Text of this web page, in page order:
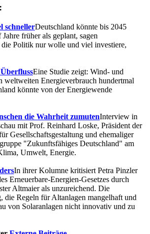
schnellerDeutschland könnte bis 2045
früher als geplant, sagen
Politik nur wolle und viel investiere,
Eine Studie zeigt: Wind- und
weltweiten Energieverbrauch hundertmal
könnte von der Energiewende
die Wahrheit zumutenInterview in
mit Prof. Reinhard Loske, Präsident der
Gesellschaftsgestaltung und ehemaliger
"Zukunftsfähiges Deutschland" am
Umwelt, Energie.
In ihrer Kolumne kritisiert Petra Pinzler
Erneuerbare-Energien-Gesetzes durch
Altmaier als unzureichend. Die
die Regeln für Altanlagen mangelhaft und
von Solaranlagen nicht innovativ und zu